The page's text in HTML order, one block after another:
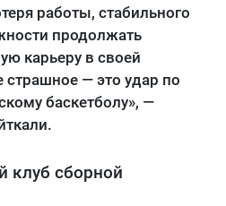
работы, стабильного
продолжать
карьеру в своей
страшное — это удар по
баскетболу», —
клуб сборной